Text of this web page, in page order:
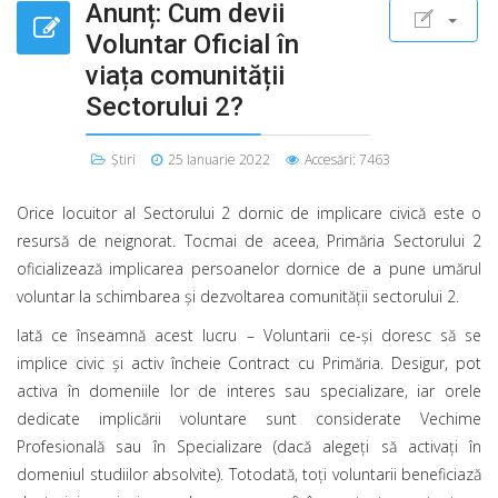
Anunț: Cum devii
Voluntar Oficial în
viața comunității
Sectorului 2?
Știri 25 Ianuarie 2022 Accesări: 7463
Orice locuitor al Sectorului 2 dornic de implicare civică este o
resursă de neignorat. Tocmai de aceea, Primăria Sectorului 2
oficializează implicarea persoanelor dornice de a pune umărul
voluntar la schimbarea și dezvoltarea comunității sectorului 2.
Iată ce înseamnă acest lucru – Voluntarii ce-și doresc să se
implice civic și activ încheie Contract cu Primăria. Desigur, pot
activa în domeniile lor de interes sau specializare, iar orele
dedicate implicării voluntare sunt considerate Vechime
Profesională sau în Specializare (dacă alegeți să activați în
domeniul studiilor absolvite). Totodată, toți voluntarii beneficiază